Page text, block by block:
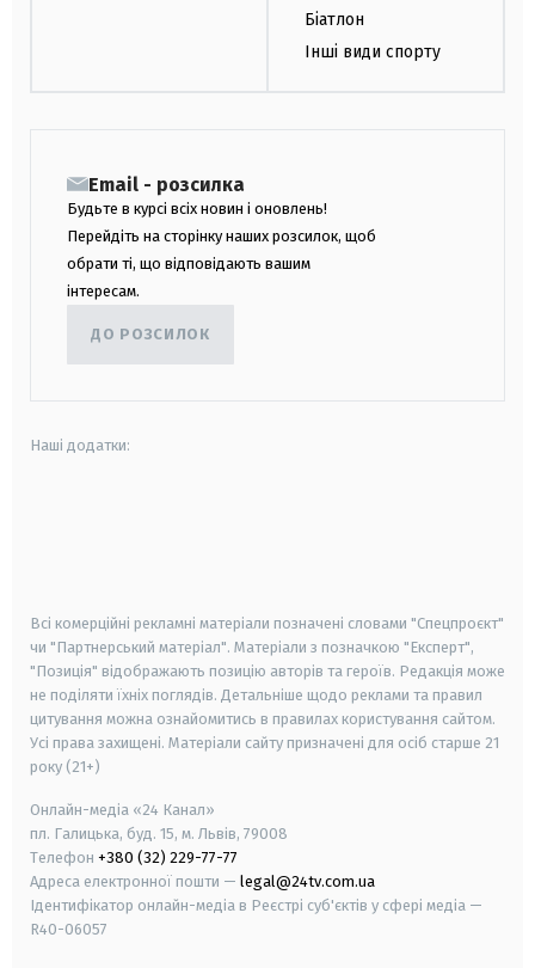
Біатлон
Інші види спорту
Email - розсилка
Будьте в курсі всіх новин і оновлень!
Перейдіть на сторінку наших розсилок, щоб
обрати ті, що відповідають вашим
інтересам.
ДО РОЗСИЛОК
Наші додатки:
Всі комерційні рекламні матеріали позначені словами "Спецпроєкт"
чи "Партнерський матеріал". Матеріали з позначкою "Експерт",
"Позиція" відображають позицію авторів та героїв. Редакція може
не поділяти їхніх поглядів. Детальніше щодо реклами та правил
цитування можна ознайомитись в правилах користування сайтом.
Усі права захищені. Матеріали сайту призначені для осіб старше 21
року (21+)
Онлайн-медіа «24 Канал»
пл. Галицька, буд. 15, м. Львів, 79008
Телефон +380 (32) 229-77-77
Адреса електронної пошти — legal@24tv.com.ua
Ідентифікатор онлайн-медіа в Реєстрі суб'єктів у сфері медіа —
R40-06057